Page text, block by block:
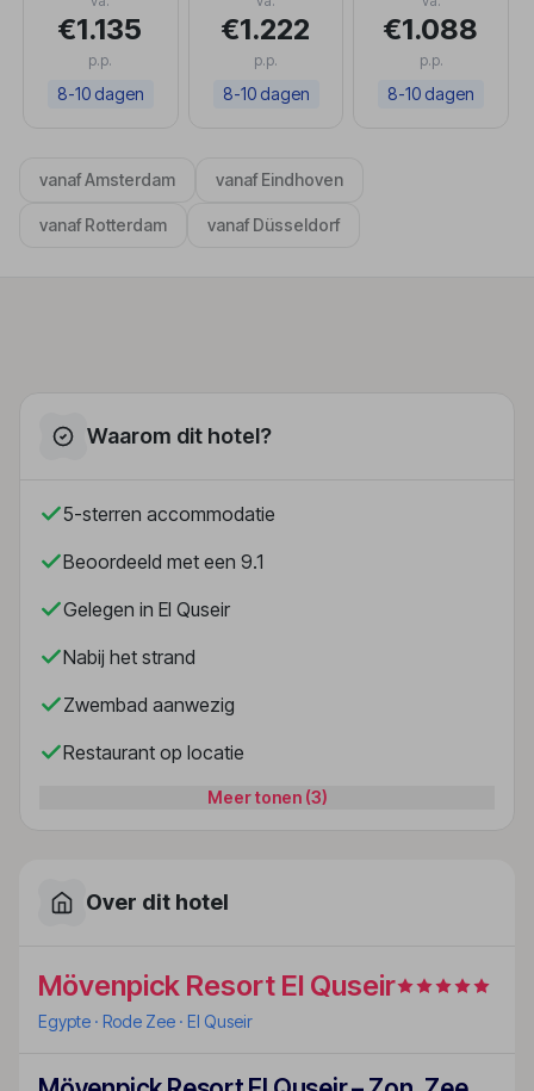
€1.135
p.p.
8-10 dagen
€1.222
p.p.
8-10 dagen
€1.088
p.p.
8-10 dagen
vanaf Amsterdam vanaf Eindhoven
vanaf Rotterdam vanaf Düsseldorf
Waarom dit hotel?
5-sterren accommodatie
Beoordeeld met een 9.1
Gelegen in El Quseir
Nabij het strand
Zwembad aanwezig
Restaurant op locatie
Meer tonen (3)
Over dit hotel
Mövenpick Resort El Quseir
Egypte · Rode Zee · El Quseir